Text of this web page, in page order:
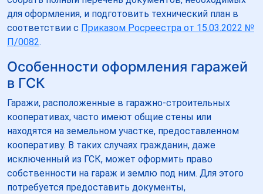
для оформления, и подготовить технический план в
соответствии с Приказом Росреестра от 15.03.2022 №
П/0082.
Особенности оформления гаражей
в ГСК
Гаражи, расположенные в гаражно-строительных
кооперативах, часто имеют общие стены или
находятся на земельном участке, предоставленном
кооперативу. В таких случаях гражданин, даже
исключенный из ГСК, может оформить право
собственности на гараж и землю под ним. Для этого
потребуется предоставить документы,